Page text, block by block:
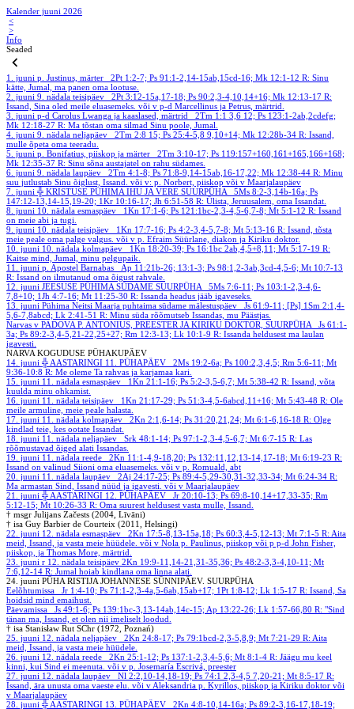
Kalender juuni 2026
<
>
Info
Seaded
1. juuni p. Justinus, märter 2Pt 1:2-7; Ps 91:1-2,14-15ab,15cd-16; Mk 12:1-12 R: Sinu
kätte, Jumal, ma panen oma lootuse.
2. juuni 9. nädala teisipäev 2Pt 3:12-15a,17-18; Ps 90:2,3-4,10,14+16; Mk 12:13-17 R:
Issand, Sina oled meile eluasemeks. või v p-d Marcellinus ja Petrus, märtrid.
3. juuni p-d Carolus Lwanga ja kaaslased, märtrid
2Tm 1:1 3,6 12; Ps 123:1-2ab,2cdefg;
Mk 12:18-27 R: Ma tõstan oma silmad Sinu poole, Jumal.
4. juuni 9. nädala neljapäev 2Tm 2:8 15; Ps 25:4-5,8 9,10+14; Mk 12:28b-34 R: Issand,
mulle õpeta oma teeradu.
5. juuni p. Bonifatius, piiskop ja märter
2Tm 3:10-17; Ps 119:157+160,161+165,166+168;
Mk 12:35-37 R: Sinu sõna austajatel on rahu südames.
6. juuni 9. nädala laupäev 2Tm 4:1-8; Ps 71:8-9,14-15ab,16-17,22; Mk 12:38-44 R: Minu
suu jutlustab Sinu õiglust, Issand. või v: p. Norbert, piiskop või v Maarjalaupäev
7. juuni ╬ KRISTUSE PÜHIMA IHU JA VERE SUURPÜHA
5Ms 8:2-3,14b-16a; Ps
147:12-13,14-15,19-20; 1Kr 10:16-17; Jh 6:51-58 R: Ülista, Jeruusalem, oma Issandat.
8. juuni 10. nädala esmaspäev 1Kn 17:1-6; Ps 121:1bc-2,3-4,5-6,7-8; Mt 5:1-12 R: Issand
on meie abi ja tugi.
9. juuni 10. nädala teisipäev 1Kn 17:7-16; Ps 4:2-3,4-5,7-8; Mt 5:13-16 R: Issand, tõsta
meie peale oma palge valgus. või v p. Efraim Süürlane, diakon ja Kiriku doktor.
10. juuni 10. nädala kolmapäev 1Kn 18:20-39; Ps 16:1bc 2ab,4,5+8,11; Mt 5:17-19 R:
Kaitse mind, Jumal, minu pelgupaik.
11. juuni p. Apostel Barnabas
Ap 11:21b-26; 13:1-3; Ps 98:1,2-3ab,3cd-4,5-6; Mt 10:7-13
R: Issand on ilmutanud oma õigust rahvale.
12. juuni JEESUSE PÜHIMA SÜDAME SUURPÜHA
5Ms 7:6-11; Ps 103:1-2,3-4,6-
7,8+10; 1Jh 4:7-16; Mt 11:25-30 R: Issanda headus jääb igaveseks.
13. juuni Pühima Neitsi Maarja puhtaima südame mälestuspäev
Js 61:9-11; [Ps] 1Sm 2:1,4-
5,6-7,8abcd; Lk 2:41-51 R: Minu süda rõõmutseb Issandas, mu Päästjas.
Narvas v PADOVA P. ANTONIUS, PREESTER JA KIRIKU DOKTOR, SUURPÜHA
Js 61:1-
3a; Ps 89:2-3,4-5,21-22,25+27; Rm 12:3-13; Lk 10:1-9 R: Issanda heldusest ma laulan
igavesti.
NARVA KOGUDUSE PÜHAKUPÄEV
14. juuni ╬ AASTARINGI 11. PÜHAPÄEV
2Ms 19:2-6a; Ps 100:2,3,4,5; Rm 5:6-11; Mt
9:36-10:8 R: Me oleme Ta rahvas ja karjamaa kari.
15. juuni 11. nädala esmaspäev 1Kn 21:1-16; Ps 5:2-3,5-6,7; Mt 5:38-42 R: Issand, võta
kuulda minu ohkamist.
16. juuni 11. nädala teisipäev 1Kn 21:17-29; Ps 51:3-4,5-6abcd,11+16; Mt 5:43-48 R: Ole
meile armuline, meie peale halasta.
17. juuni 11. nädala kolmapäev 2Kn 2:1,6-14; Ps 31:20,21,24; Mt 6:1-6,16-18 R: Olge
kindlad teie, kes ootate Issandat.
18. juuni 11. nädala neljapäev Srk 48:1-14; Ps 97:1-2,3-4,5-6,7; Mt 6:7-15 R: Las
rõõmustavad õiged alati Issandas.
19. juuni 11. nädala reede 2Kn 11:1-4,9-18,20; Ps 132:11,12,13-14,17-18; Mt 6:19-23 R:
Issand on valinud Siioni oma eluasemeks. või v p. Romuald, abt
20. juuni 11. nädala laupäev 2Aj 24:17-25; Ps 89:4-5,29-30,31-32,33-34; Mt 6:24-34 R:
Ma armastan Sind, Issand nüüd ja igavesti. või v Maarjalaupäev
21. juuni ╬ AASTARINGI 12. PÜHAPÄEV
Jr 20:10-13; Ps 69:8-10,14+17,33-35; Rm
5:12-15; Mt 10:26-33 R: Oma suurest heldusest vasta mulle, Issand.
† msgr Julijans Začests (2004, Līvāni)
† isa Guy Barbier de Courteix (2011, Helsingi)
22. juuni 12. nädala esmaspäev 2Kn 17:5-8,13-15a,18; Ps 60:3,4-5,12-13; Mt 7:1-5 R: Aita
meid, Issand, ja vasta meie hüüdele. või v Nola p. Paulinus, piiskop või p p-d John Fisher,
piiskop, ja Thomas More, märtrid.
23. juuni r 12. nädala teisipäev 2Kn 19:9-11,14-21,31-35,36; Ps 48:2-3,3-4,10-11; Mt
7:6,12-14 R: Jumal hoiab kindlana oma linna alati.
24. juuni PÜHA RISTIJA JOHANNESE SÜNNIPÄEV. SUURPÜHA
Eelõhtumissa
Jr 1:4-10; Ps 71:1-2,3-4a,5-6ab,15ab+17; 1Pt 1:8-12; Lk 1:5-17 R: Issand, Sa
hoidsid mind emaihust.
Päevamissa
Js 49:1-6; Ps 139:1bc-3,13-14ab,14c-15; Ap 13:22-26; Lk 1:57-66,80 R: "Sind
tänan ma, Issand, et olen nii imeliselt loodud.
† isa Stanisław Rut SChr (1972, Poznań)
25. juuni 12. nädala neljapäev 2Kn 24:8-17; Ps 79:1bcd-2,3-5,8,9; Mt 7:21-29 R: Aita
meid, Issand, ja vasta meie hüüdele.
26. juuni 12. nädala reede 2Kn 25:1-12; Ps 137:1-2,3,4-5,6; Mt 8:1-4 R: Jäägu mu keel
kinni, kui Sind ei meenuta. või v p. Josemaría Escrivá, preester
27. juuni 12. nädala laupäev Nl 2:2,10-14,18-19; Ps 74:1 2,3-4,5 7,20-21; Mt 8:5-17 R:
Issand, ära unusta oma vaeste elu. või v Aleksandria p. Kyrillos, piiskop ja Kiriku doktor või
v Maarjalaupäev
28. juuni ╬ AASTARINGI 13. PÜHAPÄEV 2Kn 4:8-10,14-16a; Ps 89:2-3,16-17,18-19;